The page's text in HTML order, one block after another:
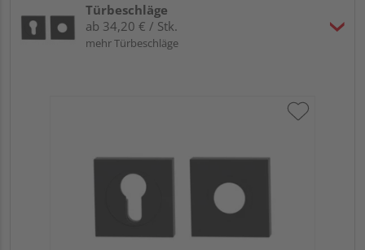
Türbeschläge
ab 34,20 € / Stk.
mehr Türbeschläge